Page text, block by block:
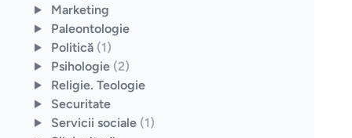
Marketing
Paleontologie
Politică (1)
Psihologie (2)
Religie. Teologie
Securitate
Servicii sociale (1)